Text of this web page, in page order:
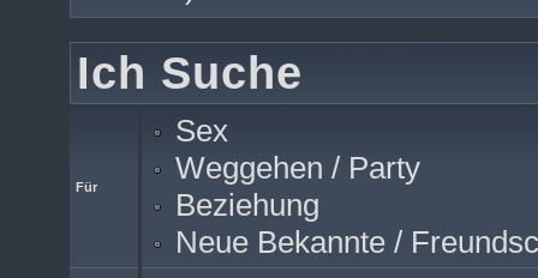
Ich Suche
Für
Sex
Weggehen / Party
Beziehung
Neue Bekannte /